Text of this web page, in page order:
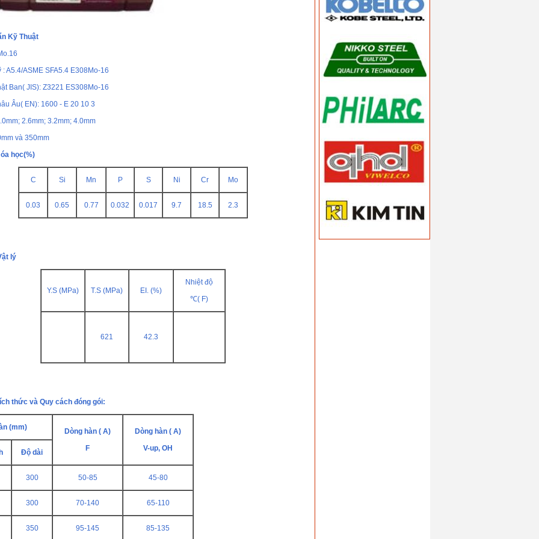
Kỹ Thuật
A5.4/ASME SFA5.4 E308Mo-16
Ban( JIS): Z3221 ES308Mo-16
Âu( EN): 1600 - E 20 10 3
2.6mm; 3.2mm; 4.0mm
và 350mm
học(%)
C Si Mn P S Ni Cr Mo
0.03 0.65 0.77 0.032 0.017 9.7 18.5 2.3
lý
Y.S (MPa) T.S (MPa) EI. (%)
Nhiệt độ
℃( F)
621 42.3
thức và Quy cách đóng gói:
(mm)
Dòng hàn ( A)
F
Dòng hàn ( A)
V-up, OH
Độ dài
300 50-85 45-80
300 70-140 65-110
350 95-145 85-135